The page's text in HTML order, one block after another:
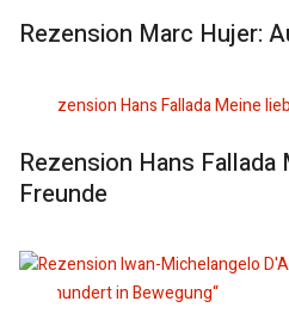
Rezension Marc Hujer:
Rezension Hans Fallada
Freunde